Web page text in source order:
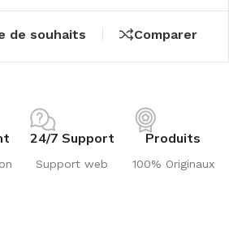
de souhaits Comparer
24/7 Support
Support web
Produits
100% Originaux